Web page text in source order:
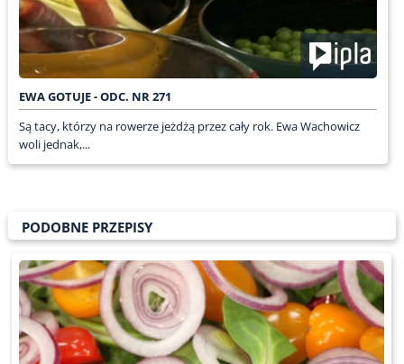
EWA GOTUJE - ODC. NR 271
Są tacy, którzy na rowerze jeżdżą przez cały rok. Ewa Wachowicz
woli jednak,...
PODOBNE PRZEPISY